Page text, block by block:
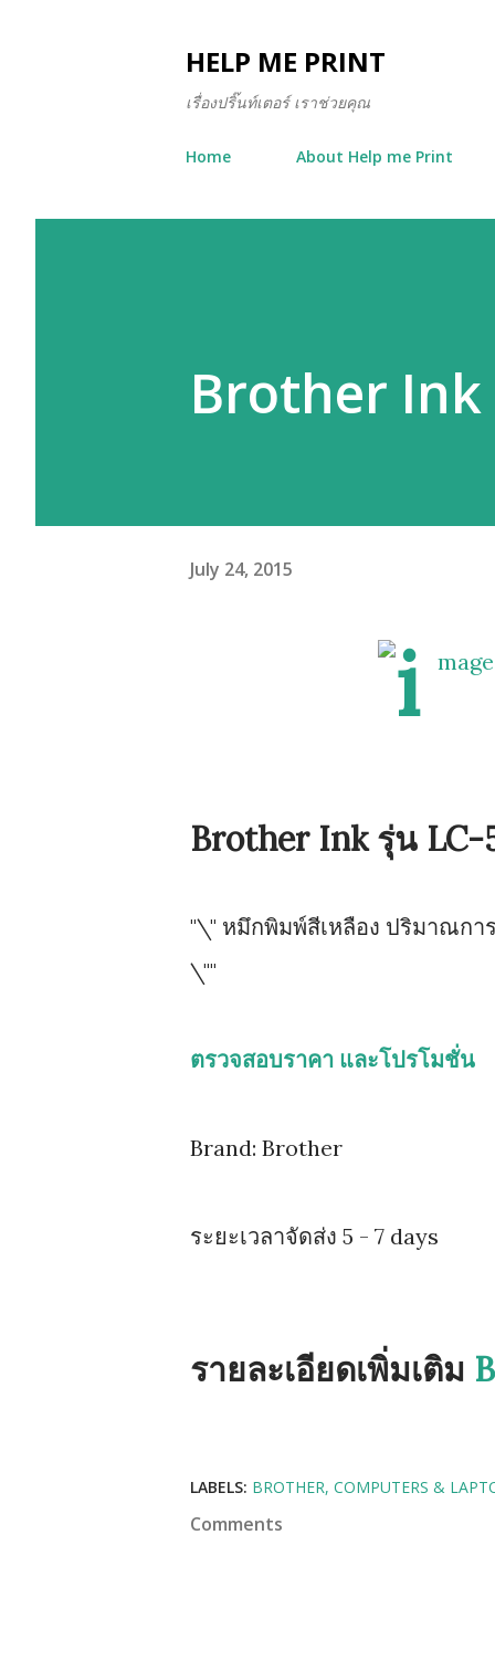
HELP ME PRINT
เรื่องปริ๊นท์เตอร์ เราช่วยคุณ
Home About Help me Print
Brother Ink
July 24, 2015
Brother Ink รุ่น LC-
"\" หมึกพิมพ์สีเหลือง ปริมาณกา
\""
ตรวจสอบราคา และโปรโมชั่น
Brand: Brother
ระยะเวลาจัดส่ง 5 - 7 days
รายละเอียดเพิ่มเติม
LABELS: BROTHER COMPUTERS &
Comments